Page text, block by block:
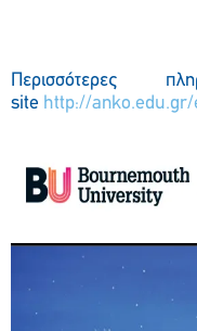
Περισσότερες
site http://